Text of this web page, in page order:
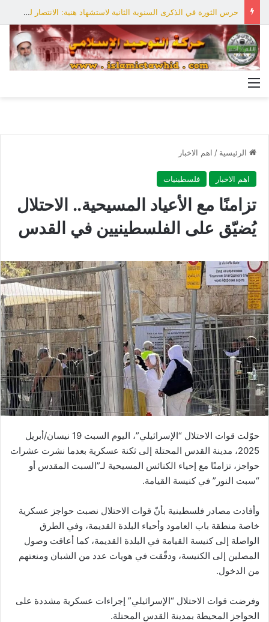
حرس الثورة في الذكرى السنوية الثانية لاستشهاد هنية: الانتصار لفلسطين أقرب
الرئيسية / اهم الاخبار
اهم الاخبار فلسطينيات
تزامنًا مع الأعياد المسيحية.. الاحتلال
يُضيّق على الفلسطينيين في القدس
حوّلت قوات الاحتلال “الإسرائيلي”، اليوم السبت 19 نيسان/أبريل
2025، مدينة القدس المحتلة إلى ثكنة عسكرية بعدما نشرت عشرات
حواجز، تزامنًا مع إحياء الكنائس المسيحية لـ”السبت المقدس أو
“سبت النور” في كنيسة القيامة.
وأفادت مصادر فلسطينية بأنّ قوات الاحتلال نصبت حواجز عسكرية
خاصة منطقة باب العامود وأحياء البلدة القديمة، وفي الطرق
الواصلة إلى كنيسة القيامة في البلدة القديمة، كما أعاقت وصول
المصلين إلى الكنيسة، ودقّقت في هويات عدد من الشبان ومنعتهم
من الدخول.
وفرضت قوات الاحتلال “الإسرائيلي” إجراءات عسكرية مشددة على
الحواجز المحيطة بمدينة القدس المحتلة.